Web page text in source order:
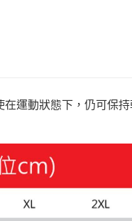
運動狀態下，仍可保持